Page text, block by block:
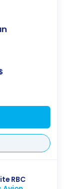
RBC